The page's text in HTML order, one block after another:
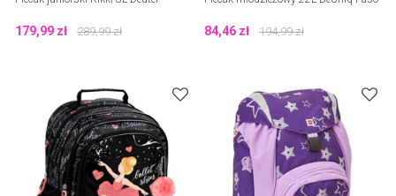
179,99 zł 289,99zł 84,46 zł 194,99zł